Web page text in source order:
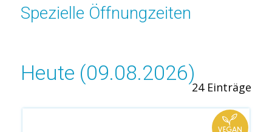
Spezielle Öffnungzeiten
Heute (09.08.2026)
24 Einträge